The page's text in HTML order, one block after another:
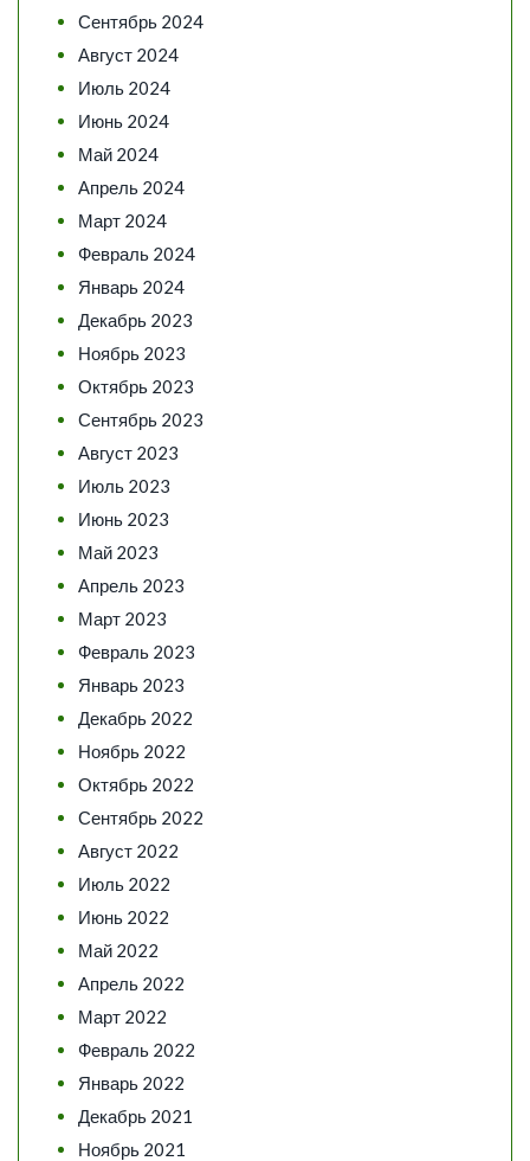
Сентябрь 2024
Август 2024
Июль 2024
Июнь 2024
Май 2024
Апрель 2024
Март 2024
Февраль 2024
Январь 2024
Декабрь 2023
Ноябрь 2023
Октябрь 2023
Сентябрь 2023
Август 2023
Июль 2023
Июнь 2023
Май 2023
Апрель 2023
Март 2023
Февраль 2023
Январь 2023
Декабрь 2022
Ноябрь 2022
Октябрь 2022
Сентябрь 2022
Август 2022
Июль 2022
Июнь 2022
Май 2022
Апрель 2022
Март 2022
Февраль 2022
Январь 2022
Декабрь 2021
Ноябрь 2021